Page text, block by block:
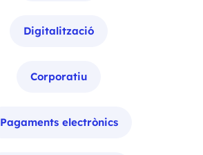
Digitalització
Corporatiu
Pagaments electrònics